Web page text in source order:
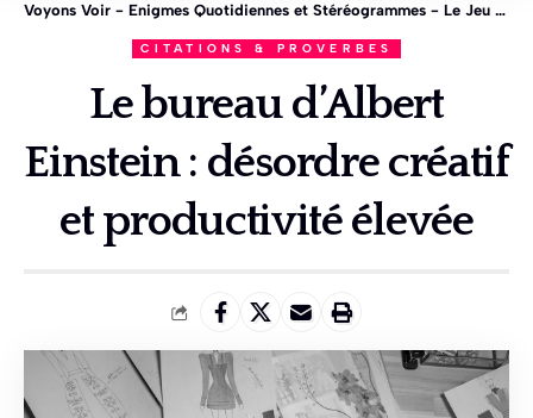
Voyons Voir - Enigmes Quotidiennes et Stéréogrammes - Le Jeu des 1%
CITATIONS & PROVERBES
Le bureau d’Albert
Einstein : désordre créatif
et productivité élevée